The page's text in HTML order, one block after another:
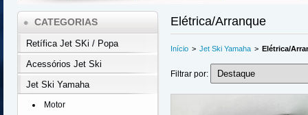
CATEGORIAS
Retífica Jet SKi / Popa
Acessórios Jet Ski
Jet Ski Yamaha
Motor
Elétrica/Arranque
Início > Jet Ski Yamaha > Elétrica/
Filtrar por: